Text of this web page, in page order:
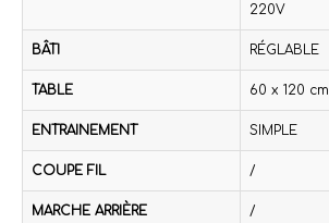
220V
BÂTI RÉGLABLE
TABLE 60 x 120 cm
ENTRAINEMENT SIMPLE
COUPE FIL /
MARCHE ARRIÈRE /